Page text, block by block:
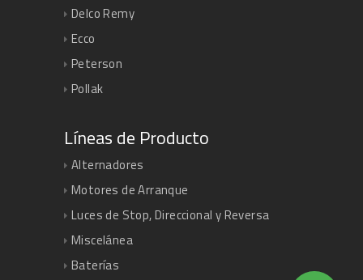
Delco Remy
Ecco
Peterson
Pollak
Líneas de Producto
Alternadores
Motores de Arranque
Luces de Stop, Direccional y Reversa
Miscelánea
Baterías